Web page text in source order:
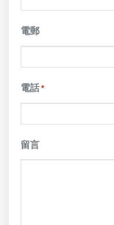
電郵
電話 *
留言